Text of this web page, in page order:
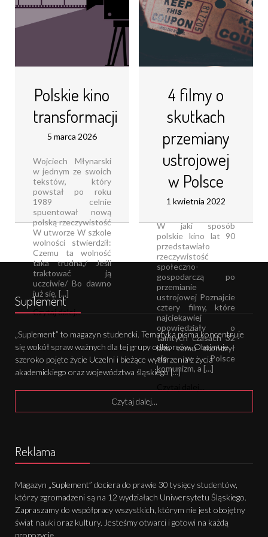
Polskie kino
transformacji
5 marca 2026
Wojciech Młynarski
w jednym ze swoich
tekstów, który
powstał po roku
1989 celnie
spuentował nową
polską rzeczywistość
W utworze W szkole
wolności stwierdził:
Czemu ta wolność
taka trudna,/ Jeśli
traktować ją
uczciwie/ Bo dawno
już się, [...]
Czytaj dalej...
4 filmy o
skutkach
przemiany
ustrojowej
w Polsce
1 kwietnia 2022
W jaki sposób
polskie kino lat 90
przedstawiało
rzeczywistość
społeczno-
gospodarczą po
przemianie
ustrojowej Poznajcie
cztery filmy, które
najciekawiej
opowiedziały o
tamtych czasach 32
lata temu skończył
się w Polsce
komunizm, a [...]
Suplement
„Suplement” to magazyn studencki. Tematyka pisma koncentruje
się wokół spraw ważnych dla tej grupy odbiorców. Obejmuje
szeroko pojęte życie Uczelni i bieżące wydarzenia z życia
akademickiego oraz województwa śląskiego [...]
Czytaj dalej...
Reklama
Magazyn „Suplement” dociera do prawie 30 tysięcy studentów,
którzy zgromadzeni są na 12 wydziałach Uniwersytetu Śląskiego.
Zapraszamy do współpracy wszystkich, którym nie jest obojętny
świat nauki oraz kultury. Jesteśmy otwarci i gotowi na każdą
propozycję.